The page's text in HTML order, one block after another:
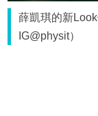
薛凱琪的新
IG@physit）